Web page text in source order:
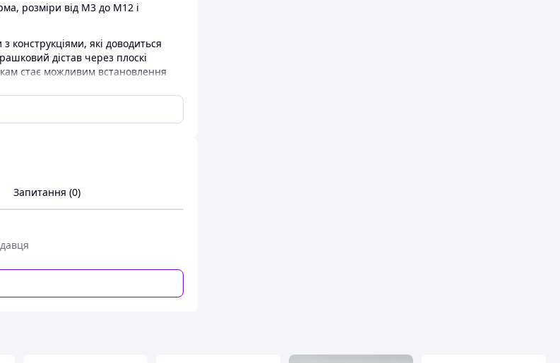
розміри від М3 до М12 і
які доводиться
дістав через плоскі
стає можливим встановлення
збирання, розбирання
неіржавка сталь А2 і
електрооцинкування або
Запитання (0)